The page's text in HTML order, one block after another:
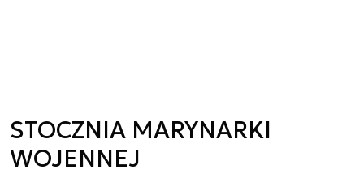
STOCZNIA MARYNARKI
WOJENNEJ